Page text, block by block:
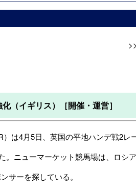
（イギリス）［開催・運営］
は4月5日、英国の平地ハンデ戦2レ
ニューマーケット競馬場は、ロシ
サーを探している。